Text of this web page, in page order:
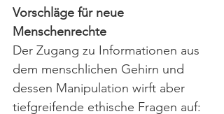
Vorschläge für neue
Menschenrechte
Der Zugang zu Informationen aus
dem menschlichen Gehirn und
dessen Manipulation wirft aber
tiefgreifende ethische Fragen auf: